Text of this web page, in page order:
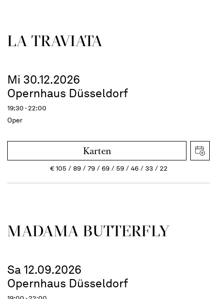
LA TRAVI­ATA
Mi 30.12.2026
Opernhaus Düsseldorf
19:30 - 22:00
Oper
Karten
€105 89 79 69 59 46 33 22
MADAMA BUTTER­FLY
Sa 12.09.2026
Opernhaus Düsseldorf